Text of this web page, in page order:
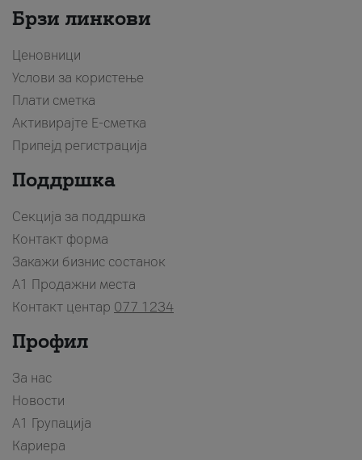
Брзи линкови
Ценовници
Услови за користење
Плати сметка
Активирајте Е-сметка
Припејд регистрација
Поддршка
Секција за поддршка
Контакт форма
Закажи бизнис состанок
A1 Продажни места
Контакт центар 077 1234
Профил
За нас
Новости
А1 Групација
Кариера